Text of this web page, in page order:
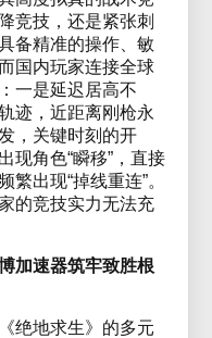
竞技，还是紧张刺
备精准的操作、敏
国内玩家连接全球
一是延迟居高不
迹，近距离刚枪永
，关键时刻的开
现角色“瞬移”，直接
出现“掉线重连”。
的竞技实力无法充
加速器筑牢致胜根
绝地求生》的多元